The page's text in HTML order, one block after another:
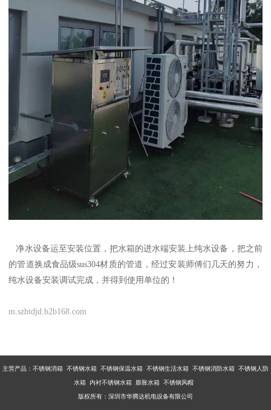
净水设备运至安装位置，把水箱的进水端安装上纯水设备，把之前
的管道换成食品级sus304材质的管道，经过安装师傅们几天的努力，
纯水设备安装调试完成，并得到使用单位的！
m.szhtdjd.b2b168.com
主营产品：不锈钢消箱 不锈钢水箱 不锈钢保温水箱 不锈钢生活水箱 不锈钢消防水箱 不锈钢人防
水箱 内衬不锈钢水箱 膨胀水箱 不锈钢风帽
版权所有：深圳市华腾达机电设备有限公司